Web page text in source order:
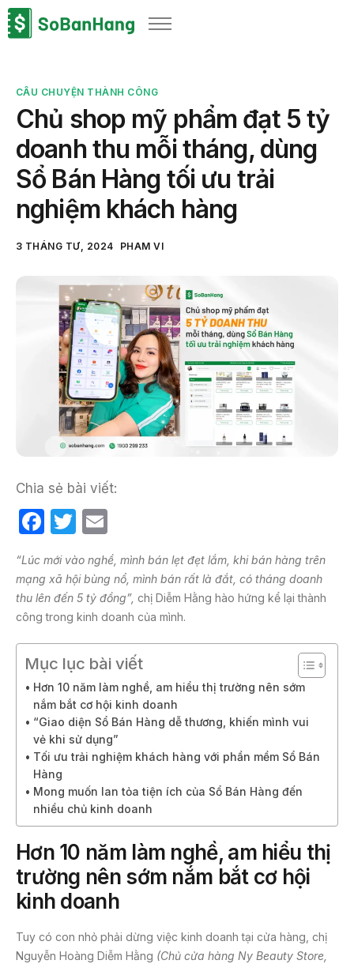
Sản phẩm
Bảng giá
Blog
Thông tin thuế
Về chúng tôi
CÂU CHUYỆN THÀNH CÔNG
Chủ shop mỹ phẩm đạt 5 tỷ
doanh thu mỗi tháng, dùng
Sổ Bán Hàng tối ưu trải
nghiệm khách hàng
3 THÁNG TƯ, 2024 PHAM VI
Chia sẻ bài viết:
F
c
e
b
o
o
k
T
itt
er
m
ail
“Lúc mới vào nghề, mình bán lẹt đẹt lắm, khi bán hàng trên
mạng xã hội bùng nổ, mình bán rất là đắt, có tháng doanh
thu lên đến 5 tỷ đồng”, chị Diễm Hằng hào hứng kể lại thành
công trong kinh doanh của mình.
Mục lục bài viết
Hơn 10 năm làm nghề, am hiểu thị trường nên sớm
nắm bắt cơ hội kinh doanh
“Giao diện Sổ Bán Hàng dễ thương, khiến mình vui
vẻ khi sử dụng”
Tối ưu trải nghiệm khách hàng với phần mềm Sổ Bán
Hàng
Mong muốn lan tỏa tiện ích của Sổ Bán Hàng đến
nhiều chủ kinh doanh
Hơn 10 năm làm nghề, am hiểu thị
trường nên sớm nắm bắt cơ hội
kinh doanh
Tuy có con nhỏ phải dừng việc kinh doanh tại cửa hàng, chị
Nguyễn Hoàng Diễm Hằng (Chủ cửa hàng Ny Beauty Store,